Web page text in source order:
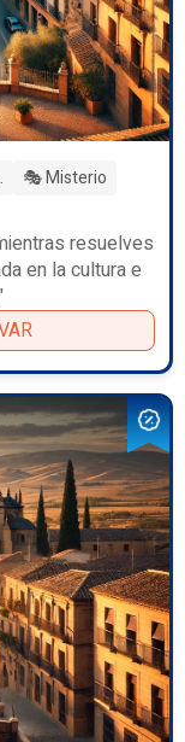
🎭 Misterio
resuelves
en la cultura e